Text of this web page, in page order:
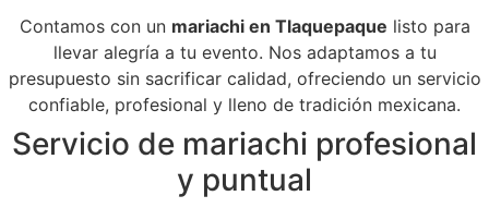
Contamos con un mariachi en Tlaquepaque listo para
llevar alegría a tu evento. Nos adaptamos a tu
presupuesto sin sacrificar calidad, ofreciendo un servicio
confiable, profesional y lleno de tradición mexicana.
Servicio de mariachi profesional
y puntual